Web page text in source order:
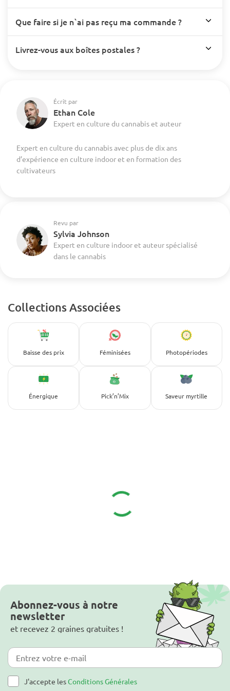
Que faire si je n`ai pas reçu ma commande ?
Livrez-vous aux boîtes postales ?
Écrit par
Ethan Cole
Expert en culture du cannabis et auteur
Expert en culture du cannabis avec plus de dix ans
d’expérience en culture indoor et en formation des
cultivateurs
Revu par
Sylvia Johnson
Expert en culture indoor et auteur spécialisé
dans le cannabis
Collections Associées
Baisse des prix Féminisées Photopériodes
Énergique Pick’n’Mix Saveur myrtille
Abonnez-vous à notre
newsletter
et recevez 2 graines gratuites !
J'accepte lesConditions Générales